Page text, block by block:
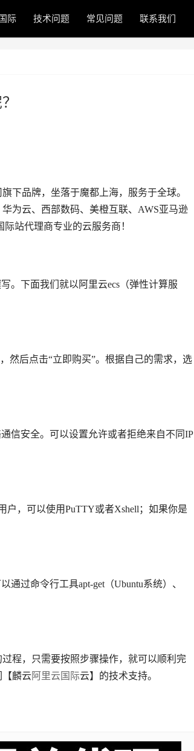
际 技术问题 常见问题 联系我们
下品牌，坐落于魔都上海，服务于全球。
为云、西部数码、美橙互联、AWS亚马逊
站代理商专业的云服务商！
。下面我们就以阿里云ecs（弹性计算服
后点击“立即购买”。根据自己的需求，选
安全。可以设置允许或者拒绝来自不同IP
，可以使用PuTTY或者Xshell；如果你是
通过命令行工具apt-get（Ubuntu系统）、
程，只需要按照步骤操作，就可以顺利完
麟云 阿里云国际云】的技术支持。